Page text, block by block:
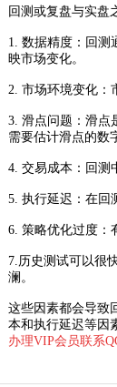
回测或复盘与实盘
1. 数据精度：回测
映市场变化。
2. 市场环境变化：
3. 滑点问题：滑点
需要估计滑点的数
4. 交易成本：回测
5. 执行延迟：在回
6. 策略优化过度：
7.历史测试可以很
澜。
这些因素都会导致
本和执行延迟等因
办理VIP会员联系